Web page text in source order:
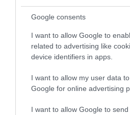
Google consents
I want to allow Google to
related to advertising like
device identifiers in apps.
I want to allow my user data
Google for online advertising
I want to allow Google to send